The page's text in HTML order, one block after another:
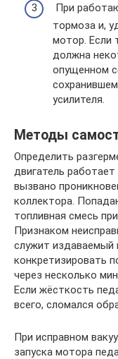
При
тормоза и,
мотор. Если
должна
опущенном
усилителя.
Методы
Определить
двигатель
вызвано
коллектора.
топливная смесь
Признаком
служит
конкретизировать
через несколько
Если жёсткость
всего, сломался
При исправном
запуска мотора